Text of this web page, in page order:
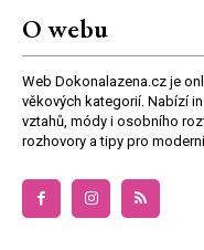
O webu
Web Dokonalazena.cz je
věkových kategorií. Nabízí
vztahů, módy i osobního
rozhovory a tipy pro